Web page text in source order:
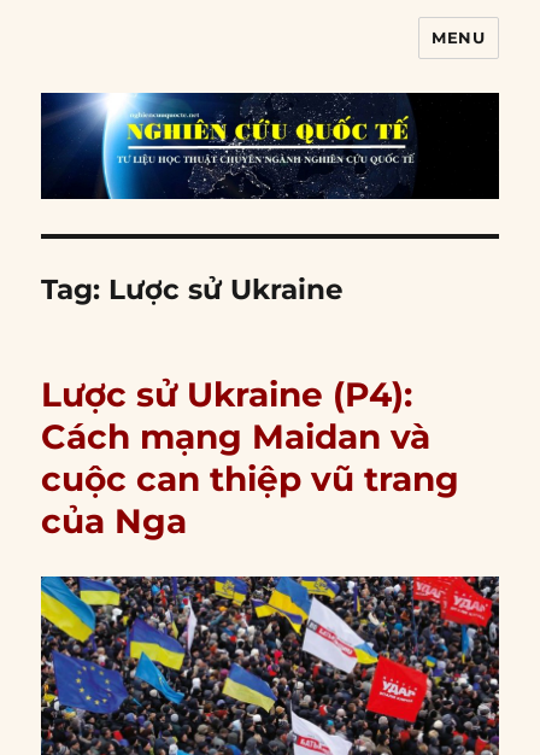
MENU
Tag: Lược sử Ukraine
Lược sử Ukraine (P4):
Cách mạng Maidan và
cuộc can thiệp vũ trang
của Nga